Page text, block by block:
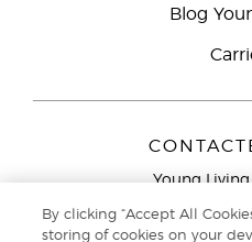
Blog
Young Living
9727 AJ
By clicking “Accept All
storing of cookies on your